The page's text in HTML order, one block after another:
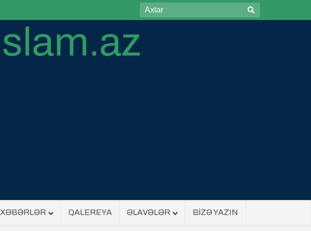
XƏBƏRLƏR QALEREYA ƏLAVƏLƏR BİZƏ YAZIN